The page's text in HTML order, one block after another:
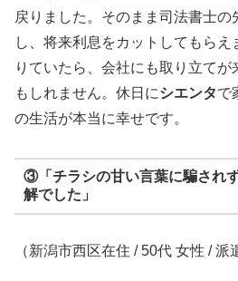
戻りました。そのまま司法書士
し、将来利息をカットしてもら
りていたら、会社にも取り立て
もしれません。休日にシエンタで
の生活が本当に幸せです。
③「チラシの甘い言葉に騙され
解でした」
（新潟市西区在住 / 50代 女性 / 派